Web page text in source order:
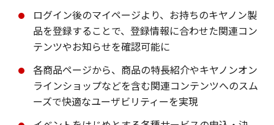
ログイン後のマイページより、お持ちのキヤノン製
品を登録することで、登録情報に合わせた関連コン
テンツやお知らせを確認可能に
各商品ページから、商品の特長紹介やキヤノンオン
ラインショップなどを含む関連コンテンツへのスム
ーズで快適なユーザビリティーを実現